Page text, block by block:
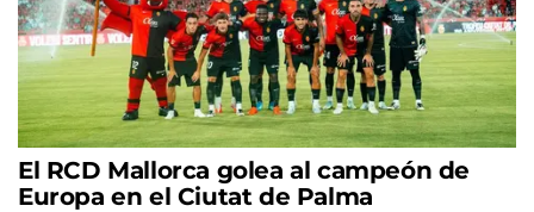
El RCD Mallorca golea al campeón de
Europa en el Ciutat de Palma